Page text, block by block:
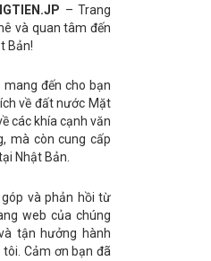
– Trang
và quan tâm đến
Bản!
mang đến cho bạn
về đất nước Mặt
các khía cạnh văn
mà còn cung cấp
Nhật Bản.
và phản hồi từ
web của chúng
tận hưởng hành
Cảm ơn bạn đã